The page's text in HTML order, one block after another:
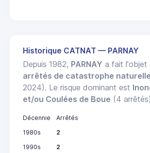
Historique CATNAT — PARNAY
Depuis 1982, PARNAY a fait l'objet
arrêtés de catastrophe naturelle
2024). Le risque dominant est
et/ou Coulées de Boue (4
Décennie
Arrêtés
1980s
2
1990s
2